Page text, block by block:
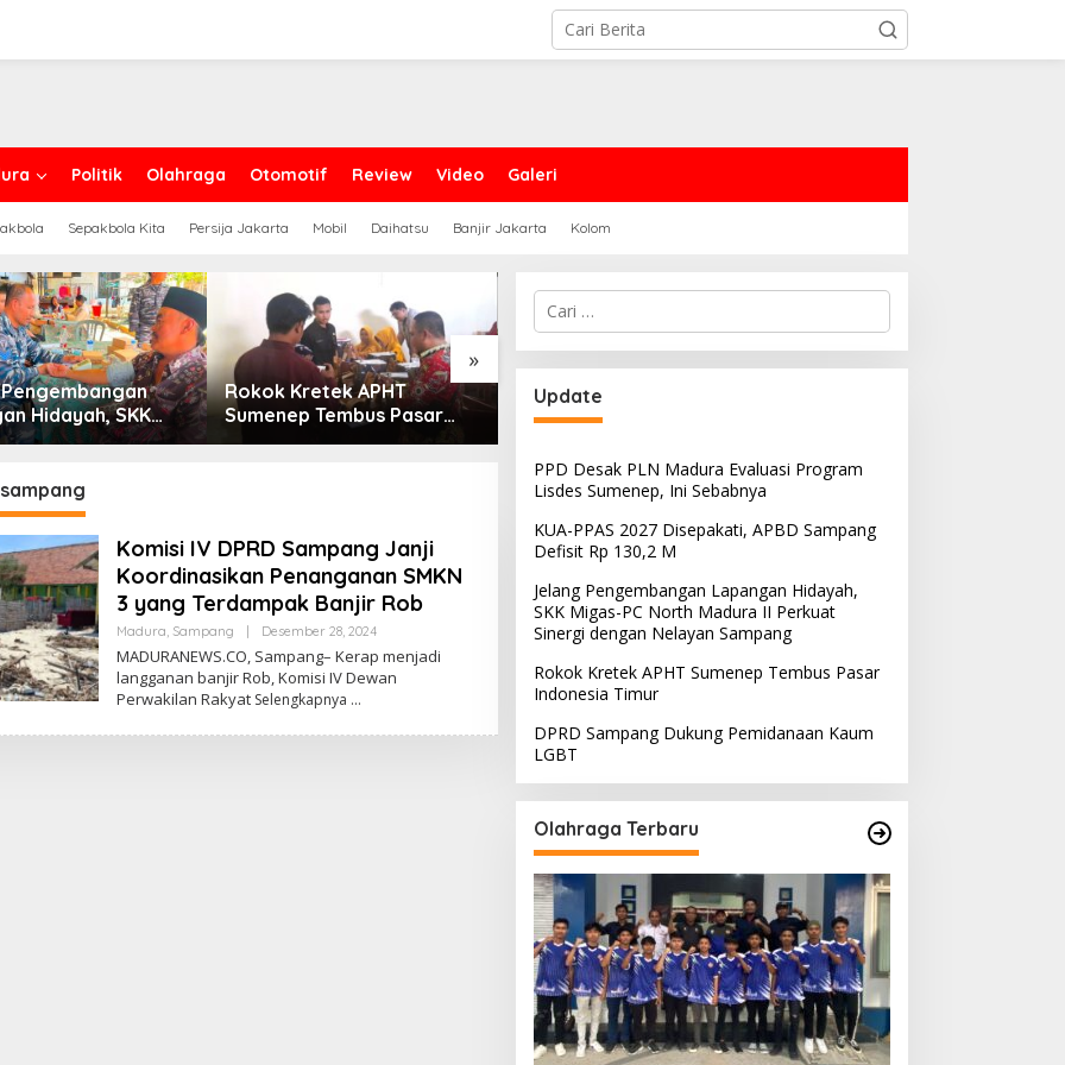
Politik Olahraga Otomotif Review Video Galeri
Sepakbola Kita Persija Jakarta Mobil Daihatsu Banjir Jakarta Kolom
»
Hidayah, SKK
North Madura II
Sampang
Rokok Kretek APHT
Sumenep Tembus Pasar
Indonesia Timur
DPRD Sampang Dukung
Pemidanaan Kaum LGBT
Komisi IV DPRD Sampang Janji
Koordinasikan Penanganan SMKN
3 yang Terdampak Banjir Rob
Madura, Sampang Desember 28, 2024Oleh
MADURANEWS.CO, Sampang– Kerap menjadi
langganan banjir Rob, Komisi IV Dewan
Perwakilan Rakyat Selengkapnya
Cari
untuk:
Update
PPD Desak PLN Madura Evaluasi Program
Lisdes Sumenep, Ini Sebabnya
KUA-PPAS 2027 Disepakati, APBD Sampang
Defisit Rp 130,2 M
Jelang Pengembangan Lapangan Hidayah,
SKK Migas-PC North Madura II Perkuat
Sinergi dengan Nelayan Sampang
Rokok Kretek APHT Sumenep Tembus Pasar
Indonesia Timur
DPRD Sampang Dukung Pemidanaan Kaum
LGBT
Olahraga Terbaru